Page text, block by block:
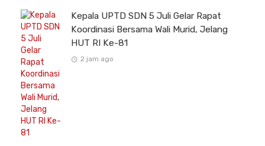
Kepala UPTD SDN 5 Juli Gelar Rapat
Koordinasi Bersama Wali Murid, Jelang
HUT RI Ke-81
2 jam ago